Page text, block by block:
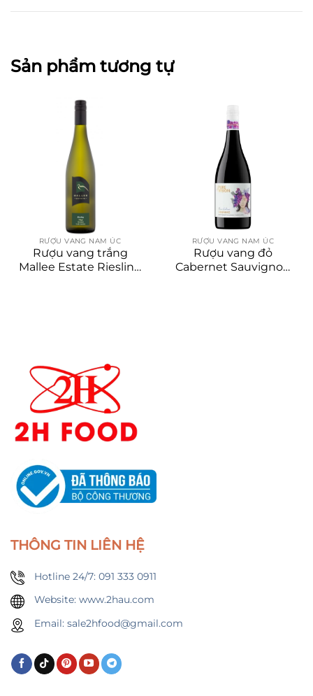
Sản phẩm tương tự
RƯỢU VANG NAM ÚC
Rượu vang trắng
Mallee Estate Riesling
RƯỢU VANG NAM ÚC
Rượu vang đỏ
Cabernet Sauvignon
THÔNG TIN LIÊN HỆ
Hotline 24/7: 091 333 0911
Website: www.2hau.com
Email: sale2hfood@gmail.com